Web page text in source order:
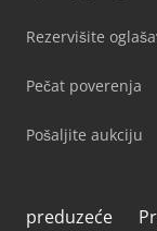
Rezervišite
Pečat poverenja
Pošaljite aukciju
preduzeće